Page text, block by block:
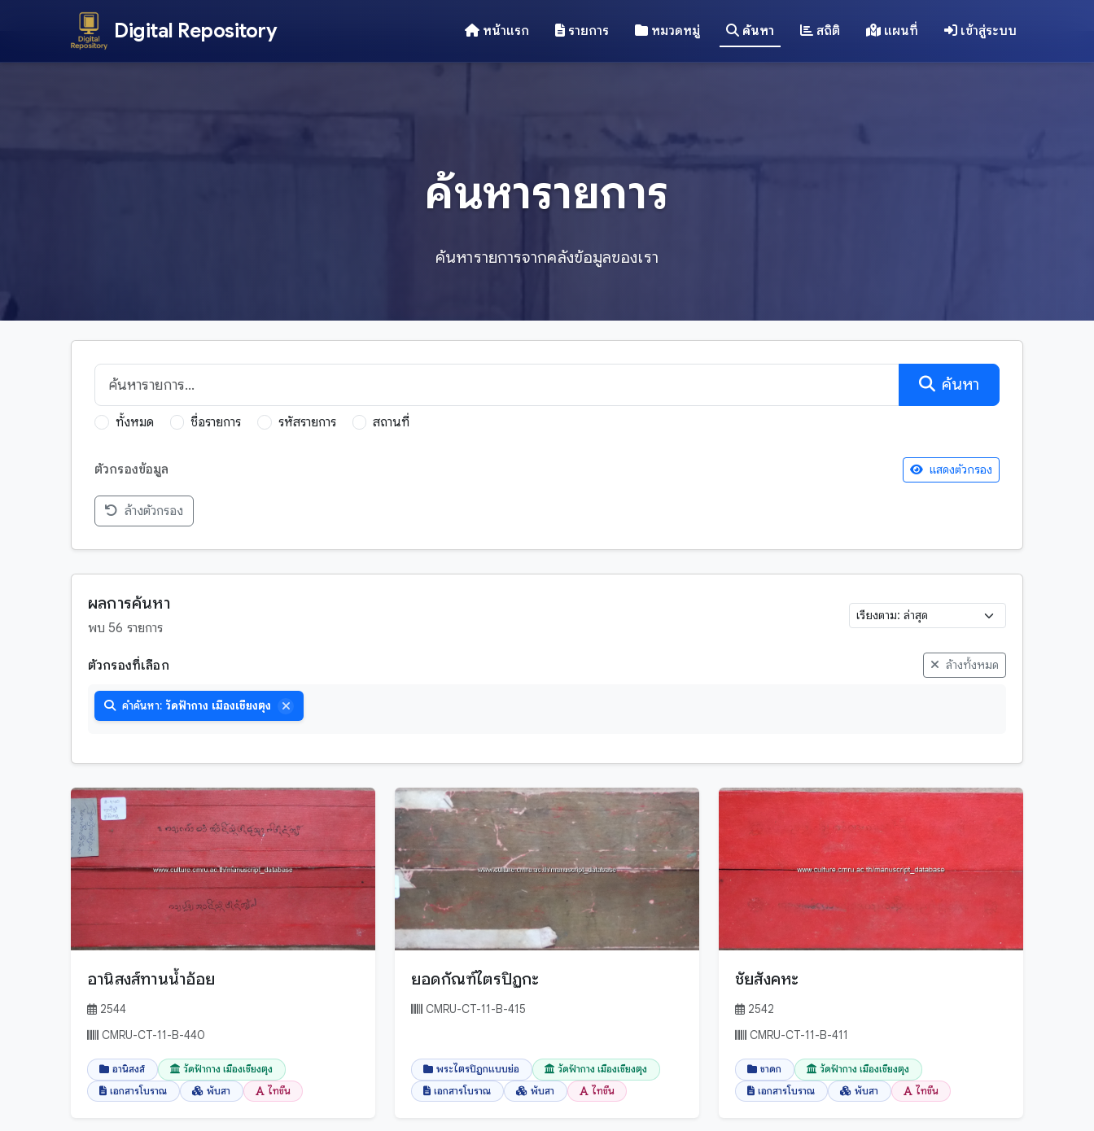
Digital Repository หน้าแรก รายการ หมวดหมู่ ค้นหา สถิติ แผนที่ เข้าสู่ระบบ
ค้นหารายการ
ค้นหารายการจากคลังข้อมูลของเรา
ค้นหา
ทั้งหมด ชื่อรายการ รหัสรายการ สถานที่
ตัวกรองข้อมูล แสดงตัวกรอง
การพยากรณ์เหตุการณ์อนาคต
ชาดก
ตำนาน-บุคคลสำคัญ
ตำนาน-พระสาวก
ธรรมทั่วไป
นิทานพื้นบ้าน
บทสวด, คำไหวต่างๆ
ประวัติศาสตร์
พระไตรปิฎก - พระวินัยปิฎก
พระไตรปิฎก - พระอภิธรรมปีฎก
พิธีกรรมท้องถิ่น
พิธีกรรมสงฆ์
ภาษาศาสตร์
บาลี
ไทย
ไทเขิน
ล้านนา
ไทขึน
ไทลื้อ
ไทลื้อ (ใหม่)
ไทใหญ่
กระบี่
กรุงเทพมหานคร
กาญจนบุรี
กาฬสินธุ์
กำแพงเพชร
ชลบุรี
ชัยนาท
ล้างตัวกรอง
ผลการค้นหา
พบ 56 รายการ
ตัวกรองที่เลือก ล้างทั้งหมด
คำค้นหา: วัดฟ้ากาง เมืองเชียงตุง
อานิสงส์ทานน้ำอ้อย
2544
CMRU-CT-11-B-440
อานิสงส์
วัดฟ้ากาง เมืองเชียงตุง
เอกสารโบราณ
พับสา ไทขึน
ยอดกัณฑ์ไตรปิฏกะ
CMRU-CT-11-B-415
พระไตรปิฎกแบบย่อ
วัดฟ้ากาง เมืองเชียงตุง
เอกสารโบราณ
พับสา ไทขึน
ชัยสังคหะ
2542
CMRU-CT-11-B-411
ชาดก
วัดฟ้ากาง เมืองเชียงตุง
เอกสารโบราณ
พับสา ไทขึน